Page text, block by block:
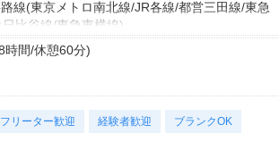
額は7割！
有
(東京メトロ南北線/JR各線/都営三田線/東急
比谷線/東急東横線)
時間/休憩60分)
フリーター歓迎 経験者歓迎 ブランクOK